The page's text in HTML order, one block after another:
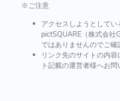
※ご注意
アクセスしようとしてい
pictSQUARE（株式会社
ではありませんのでご確
リンク先のサイトの内
ト記載の運営者様へお